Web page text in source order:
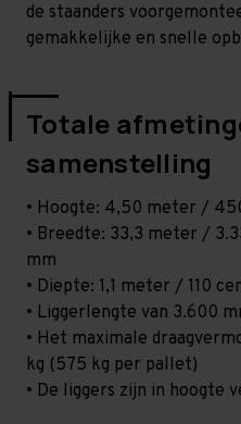
de staanders
gemakkelijke en snelle
Totale
samenstelling
• Hoogte: 4,50 meter /
• Breedte: 33,3 meter /
mm
• Diepte: 1,1 meter / 110
• Liggerlengte van 3.600
• Het maximale
kg (575 kg per pallet)
• De liggers zijn in hoogte